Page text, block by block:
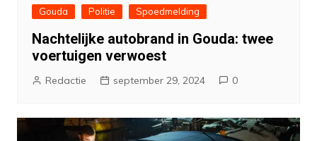
Gouda
Politie Spoedmelding
Nachtelijke autobrand in Gouda: twee
voertuigen verwoest
Redactie september 29, 2024 0